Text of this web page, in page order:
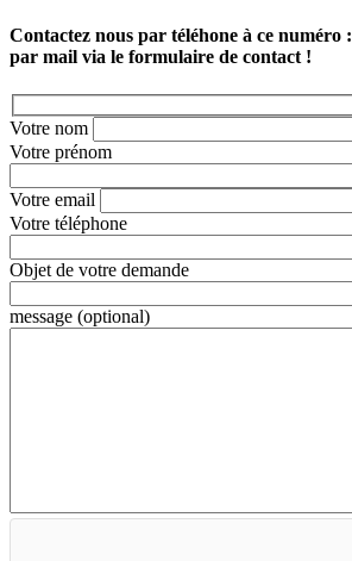
Contactez nous par téléhone à ce numéro :
par mail via le formulaire de contact !
Votre nom
Votre prénom
Votre email
Votre téléphone
Objet de votre demande
message (optional)